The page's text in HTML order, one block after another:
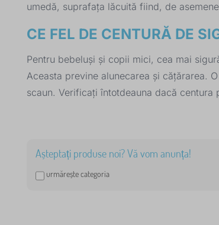
umedă, suprafața lăcuită fiind, de
CE FEL DE CENTURĂ DE
Pentru bebeluși și copii mici, cea mai
Aceasta previne alunecarea și cățărarea.
scaun. Verificați întotdeauna dacă
Așteptați produse noi? Vă vom anunța!
urmărește categoria